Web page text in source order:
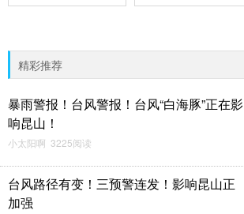
精彩推荐
暴雨警报！台风警报！台风“白海豚”正在影
响昆山！
小太阳啊 3225阅读
台风路径有变！三预警连发！影响昆山正
加强